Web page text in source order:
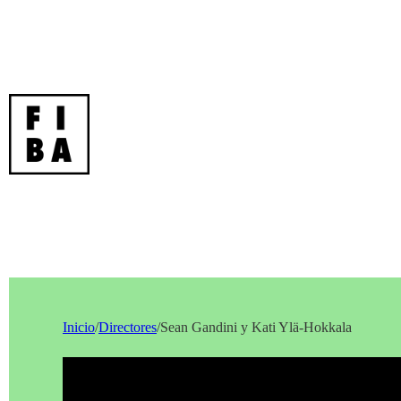
Inicio/Directores/Sean Gandini y Kati Ylä-Hokkala